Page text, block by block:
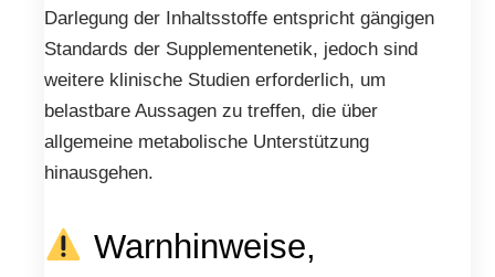
Darlegung der Inhaltsstoffe entspricht gängigen
Standards der Supplementenetik, jedoch sind
weitere klinische Studien erforderlich, um
belastbare Aussagen zu treffen, die über
allgemeine metabolische Unterstützung
hinausgehen.
Warnhinweise,